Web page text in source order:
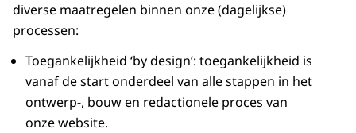
diverse maatregelen binnen onze (dagelijkse)
processen:
Toegankelijkheid ‘by design’: toegankelijkheid is
vanaf de start onderdeel van alle stappen in het
ontwerp-, bouw en redactionele proces van
onze website.